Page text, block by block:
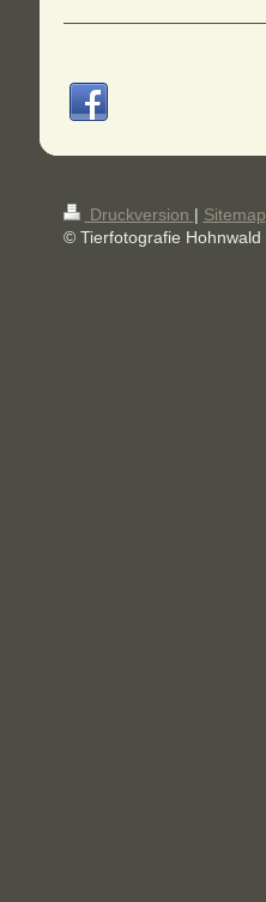
Druckversion | Sitemap
© Tierfotografie Hohnwald